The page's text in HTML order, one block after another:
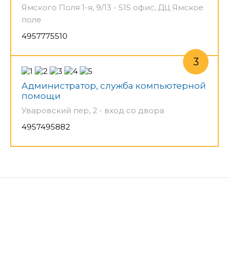
Ямского Поля 1-я, 9/13 - 515 офис, ДЦ Ямское
поле
4957775510
Администратор, служба компьютерной
помощи
Уваровский пер, 2 - вход со двора
4957495882